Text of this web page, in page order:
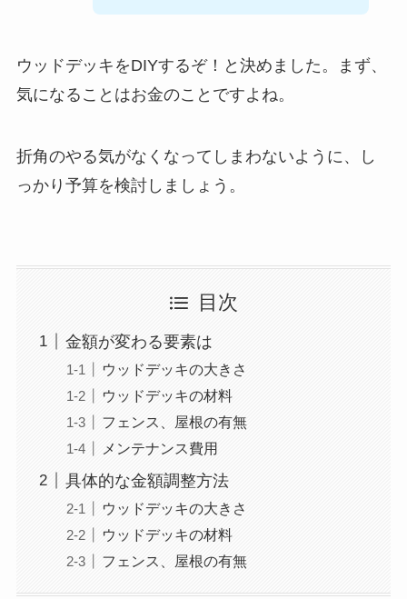
ウッドデッキをDIYするぞ！と決めました。まず、
気になることはお金のことですよね。
折角のやる気がなくなってしまわないように、し
っかり予算を検討しましょう。
目次
金額が変わる要素は
ウッドデッキの大きさ
ウッドデッキの材料
フェンス、屋根の有無
メンテナンス費用
具体的な金額調整方法
ウッドデッキの大きさ
ウッドデッキの材料
フェンス、屋根の有無